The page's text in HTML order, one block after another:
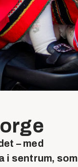
– med
i sentrum, som